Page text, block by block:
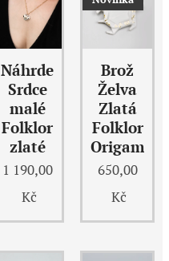
Náhrdelník
Srdce
malé
Folklor
zlaté
1 190,00
Kč
Brož
Želva
Zlatá
Folklor
Origami
650,00
Kč